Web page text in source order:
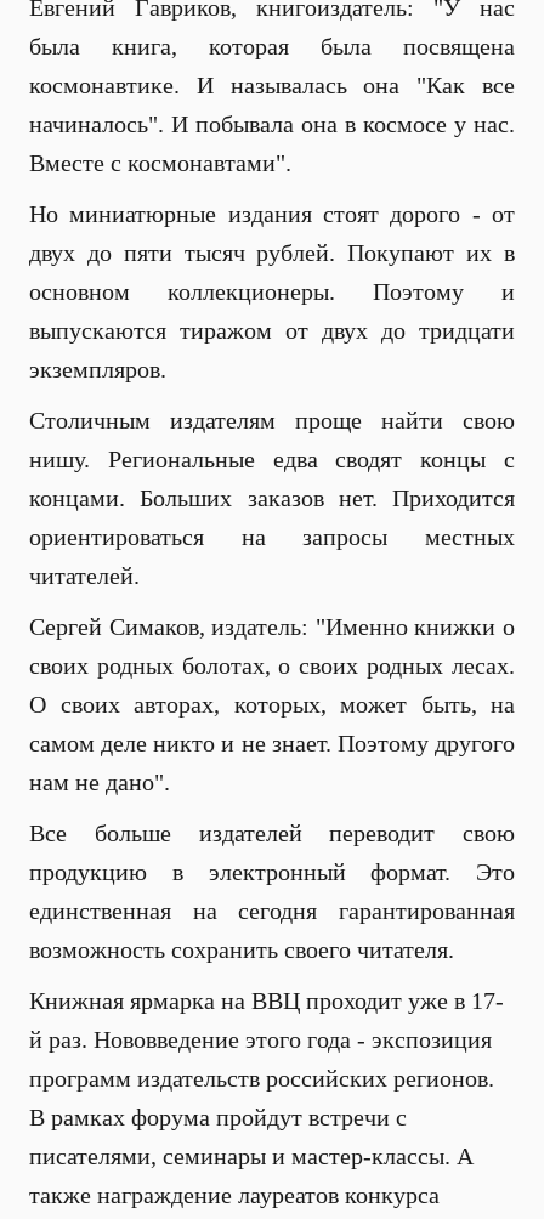
Евгений Гавриков, книгоиздатель: "У нас
была книга, которая была посвящена
космонавтике. И называлась она "Как все
начиналось". И побывала она в космосе у нас.
Вместе с космонавтами".
Но миниатюрные издания стоят дорого - от
двух до пяти тысяч рублей. Покупают их в
основном коллекционеры. Поэтому и
выпускаются тиражом от двух до тридцати
экземпляров.
Столичным издателям проще найти свою
нишу. Региональные едва сводят концы с
концами. Больших заказов нет. Приходится
ориентироваться на запросы местных
читателей.
Сергей Симаков, издатель: "Именно книжки о
своих родных болотах, о своих родных лесах.
О своих авторах, которых, может быть, на
самом деле никто и не знает. Поэтому другого
нам не дано".
Все больше издателей переводит свою
продукцию в электронный формат. Это
единственная на сегодня гарантированная
возможность сохранить своего читателя.
Книжная ярмарка на ВВЦ проходит уже в 17-
й раз. Нововведение этого года - экспозиция
программ издательств российских регионов.
В рамках форума пройдут встречи с
писателями, семинары и мастер-классы. А
также награждение лауреатов конкурса